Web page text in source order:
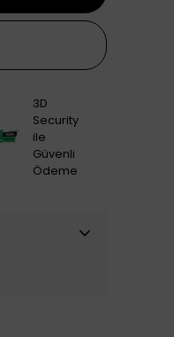
3D
Security
ile
Güvenli
Ödeme